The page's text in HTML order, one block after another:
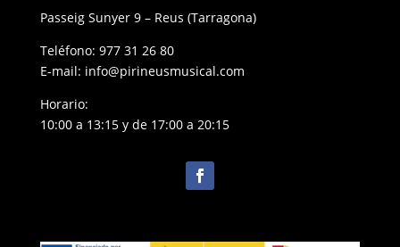
Passeig Sunyer 9 – Reus (Tarragona)
Teléfono: 977 31 26 80
E-mail: info@pirineusmusical.com
Horario:
10:00 a 13:15 y de 17:00 a 20:15